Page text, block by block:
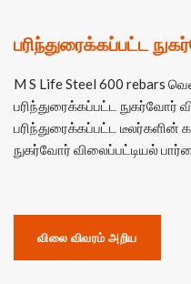
பரிந்துரைக்கப்பட்ட
M S Life Steel 600 rebars
பரிந்துரைக்கப்பட்ட நுகர்வோர்
பரிந்துரைக்கப்பட்ட டீலர்களின்
நுகர்வோர் விலைப்பட்டியல்
விலை விவரம் அறிய